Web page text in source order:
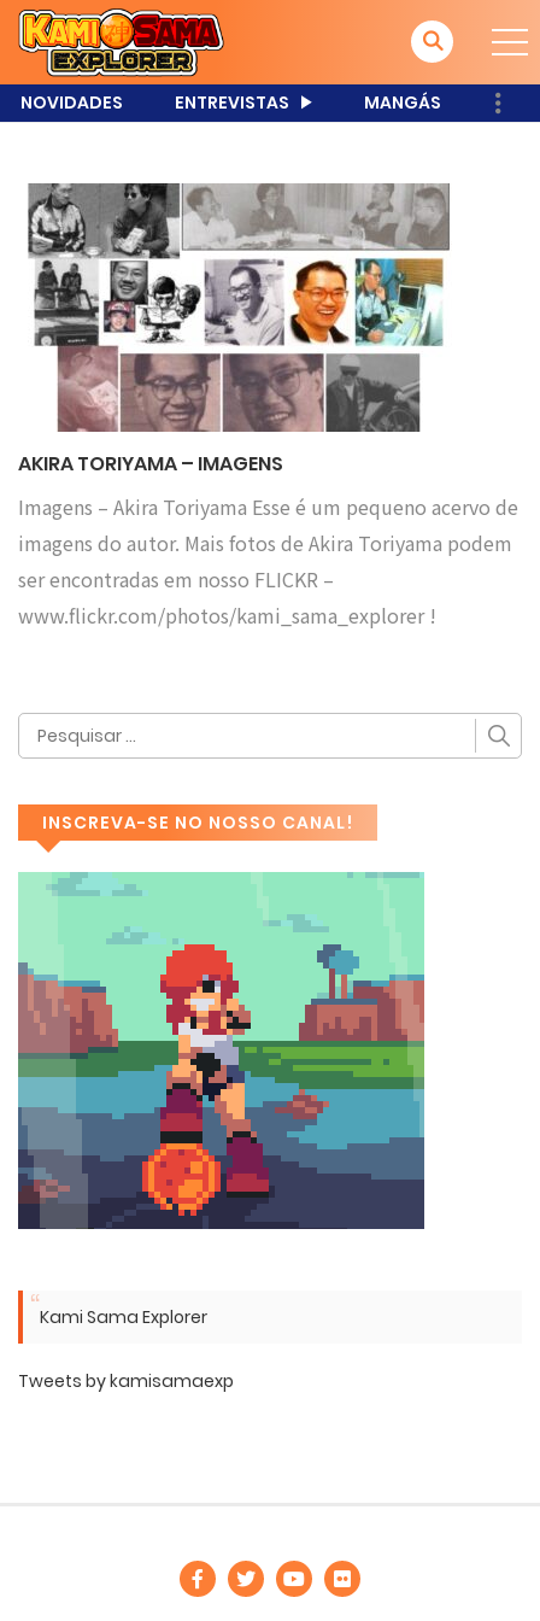
NOVIDADES ENTREVISTAS MANGÁS
AKIRA TORIYAMA – IMAGENS
Imagens – Akira Toriyama Esse é um pequeno acervo de
imagens do autor. Mais fotos de Akira Toriyama podem
ser encontradas em nosso FLICKR –
www.flickr.com/photos/kami_sama_explorer !
INSCREVA-SE NO NOSSO CANAL!
Kami Sama Explorer
Tweets by kamisamaexp